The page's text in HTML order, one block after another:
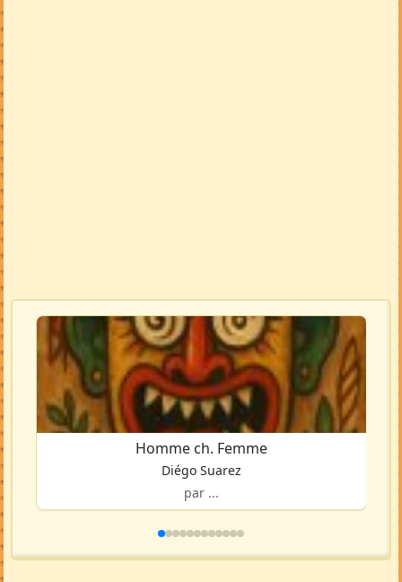
Homme ch. Femme
Diégo Suarez
par ...